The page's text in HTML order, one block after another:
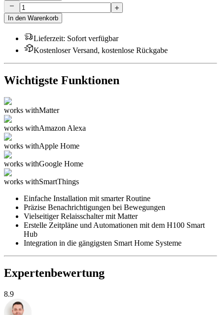
In den Warenkorb
Lieferzeit: Sofort verfügbar
Kostenloser Versand, kostenlose Rückgabe
Wichtigste Funktionen
works withMatter
works withAmazon Alexa
works withApple Home
works withGoogle Home
works withSmartThings
Einfache Installation mit smarter Routine
Präzise Benachrichtigungen bei Bewegungen
Vielseitiger Relaisschalter mit Matter
Erstelle Zeitpläne und Automationen mit dem H100 Smart
Hub
Integration in die gängigsten Smart Home Systeme
Expertenbewertung
8.9